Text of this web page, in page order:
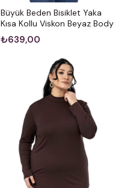
Büyük Beden Bisiklet Yaka
Kısa Kollu Viskon Beyaz Body
₺639,00